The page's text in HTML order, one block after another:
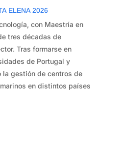
ELENA 2026
con Maestría en
tres décadas de
Tras formarse en
de Portugal y
la gestión de centros de
en distintos países